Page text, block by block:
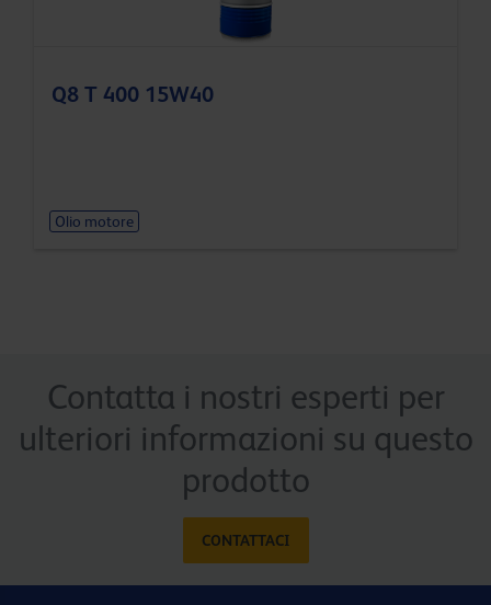
Q8 T 400 15W40
Olio motore
Contatta i nostri esperti per
ulteriori informazioni su questo
prodotto
CONTATTACI